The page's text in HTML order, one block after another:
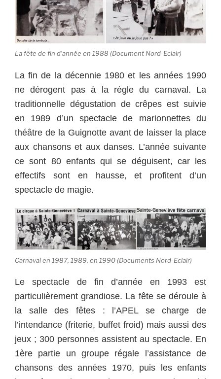
La fête de fin d’année en 1988 (Document Nord-Eclair)
La fin de la décennie 1980 et les années 1990
ne dérogent pas à la règle du carnaval. La
traditionnelle dégustation de crêpes est suivie
en 1989 d’un spectacle de marionnettes du
théâtre de la Guignotte avant de laisser la place
aux chansons et aux danses. L’année suivante
ce sont 80 enfants qui se déguisent, car les
effectifs sont en hausse, et profitent d’un
spectacle de magie.
Carnaval en 1987, 1989, en 1990 (Documents Nord-Eclair)
Le spectacle de fin d’année en 1993 est
particulièrement grandiose. La fête se déroule à
la salle des fêtes : l’APEL se charge de
l’intendance (friterie, buffet froid) mais aussi des
jeux ; 300 personnes assistent au spectacle. En
1ère partie un groupe régale l’assistance de
chansons des années 1970, puis les enfants